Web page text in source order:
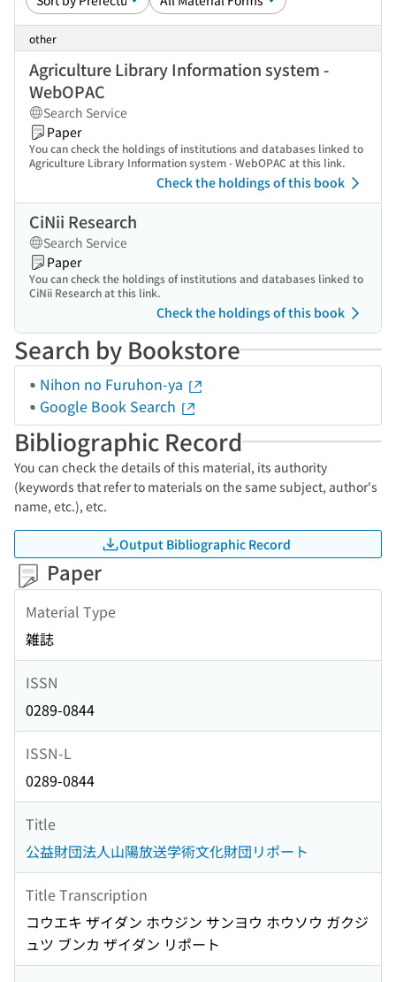
other
Agriculture Library Information system -
WebOPAC
Search Service
Paper
You can check the holdings of institutions and databases linked to
Agriculture Library Information system - WebOPAC at this link.
Check the holdings of this book
CiNii Research
Search Service
Paper
You can check the holdings of institutions and databases linked to
CiNii Research at this link.
Check the holdings of this book
Search by Bookstore
Nihon no Furuhon-ya
Google Book Search
Bibliographic Record
You can check the details of this material, its authority
(keywords that refer to materials on the same subject, author's
name, etc.), etc.
Output Bibliographic Record
Paper
Material Type
雑誌
ISSN
0289-0844
ISSN-L
0289-0844
Title
公益財団法人山陽放送学術文化財団リポート
Title Transcription
コウエキ ザイダン ホウジン サンヨウ ホウソウ ガクジ
ュツ ブンカ ザイダン リポート